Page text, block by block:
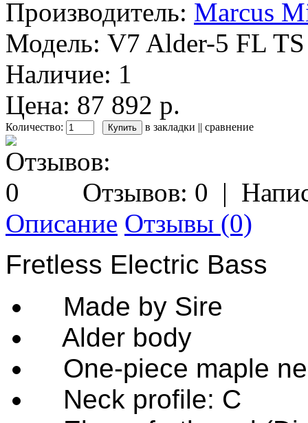
Производитель: Marcus
Модель: V7 Alder-5 FL
Наличие: 1
Цена: 87 892 р.
Количество: в закладки || сравнение
Отзывов: 0 |
Описание Отзывы (0)
Fretless Electric Bass
Made by Sire
Alder body
One-piece maple
Neck profile: C